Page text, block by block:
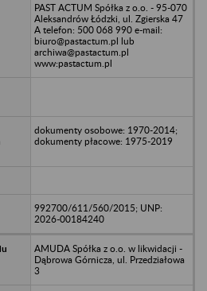
PAST ACTUM Spółka z o.o. - 95-070
Aleksandrów Łódzki, ul. Zgierska 47
A telefon: 500 068 990 e-mail:
biuro@pastactum.pl lub
archiwa@pastactum.pl
www:pastactum.pl
dokumenty osobowe: 1970-2014;
dokumenty płacowe: 1975-2019
992700/611/560/2015; UNP:
2026-00184240
AMUDA Spółka z o.o. w likwidacji -
Dąbrowa Górnicza, ul. Przedziałowa
3